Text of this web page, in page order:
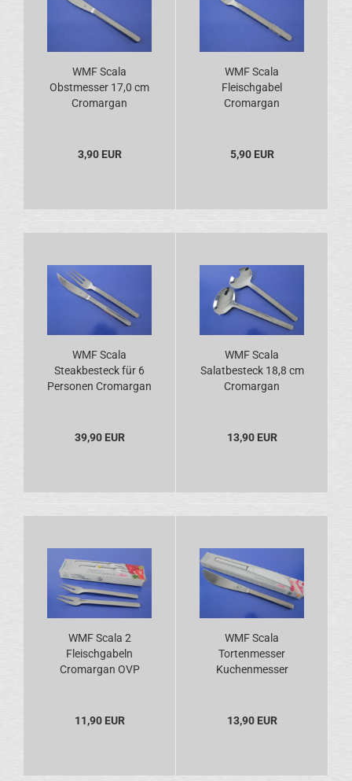
WMF Scala
Obstmesser 17,0 cm
Cromargan
3,90 EUR
WMF Scala
Fleischgabel
Cromargan
5,90 EUR
WMF Scala
Steakbesteck für 6
Personen Cromargan
39,90 EUR
WMF Scala
Salatbesteck 18,8 cm
Cromargan
13,90 EUR
WMF Scala 2
Fleischgabeln
Cromargan OVP
11,90 EUR
WMF Scala
Tortenmesser
Kuchenmesser
13,90 EUR